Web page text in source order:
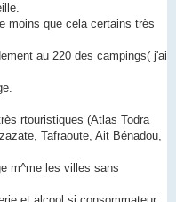
moins que cela certains très
au 220 des campings( j'ai
rtouristiques (Atlas Todra
Tafraoute, Ait Bénadou,
m^me les villes sans